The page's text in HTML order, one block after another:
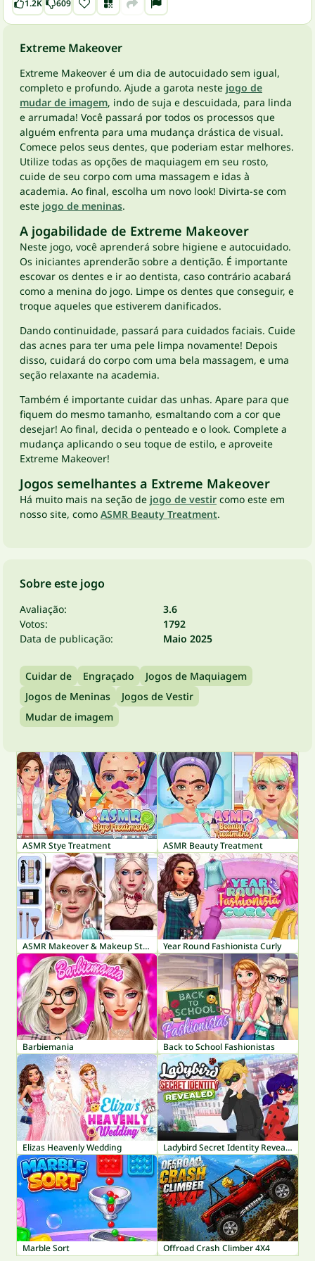
1.2K 609
Extreme Makeover
Extreme Makeover é um dia de autocuidado sem igual,
completo e profundo. Ajude a garota neste jogo de
mudar de imagem, indo de suja e descuidada, para linda
e arrumada! Você passará por todos os processos que
alguém enfrenta para uma mudança drástica de visual.
Comece pelos seus dentes, que poderiam estar melhores.
Utilize todas as opções de maquiagem em seu rosto,
cuide de seu corpo com uma massagem e idas à
academia. Ao final, escolha um novo look! Divirta-se com
este jogo de meninas.
A jogabilidade de Extreme Makeover
Neste jogo, você aprenderá sobre higiene e autocuidado.
Os iniciantes aprenderão sobre a dentição. É importante
escovar os dentes e ir ao dentista, caso contrário acabará
como a menina do jogo. Limpe os dentes que conseguir, e
troque aqueles que estiverem danificados.
Dando continuidade, passará para cuidados faciais. Cuide
das acnes para ter uma pele limpa novamente! Depois
disso, cuidará do corpo com uma bela massagem, e uma
seção relaxante na academia.
Também é importante cuidar das unhas. Apare para que
fiquem do mesmo tamanho, esmaltando com a cor que
desejar! Ao final, decida o penteado e o look. Complete a
mudança aplicando o seu toque de estilo, e aproveite
Extreme Makeover!
Jogos semelhantes a Extreme Makeover
Há muito mais na seção de jogo de vestir como este em
nosso site, como ASMR Beauty Treatment.
Sobre este jogo
Avaliação:
3.6
Votos:
1792
Data de publicação:
Maio 2025
Cuidar de Engraçado
Jogos de Maquiagem
Jogos de Meninas
Jogos de Vestir
Mudar de imagem
ASMR Stye Treatment ASMR Beauty Treatment
ASMR Makeover & Makeup Studio Year Round Fashionista Curly
Barbiemania Back to School Fashionistas
Elizas Heavenly Wedding Ladybird Secret Identity Revealed
Marble Sort Offroad Crash Climber 4X4